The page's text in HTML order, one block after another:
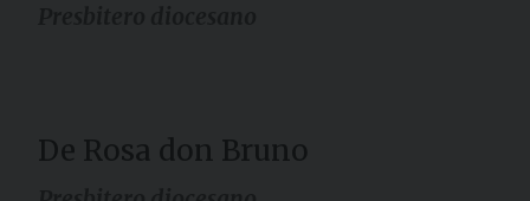
De Rosa don Bruno